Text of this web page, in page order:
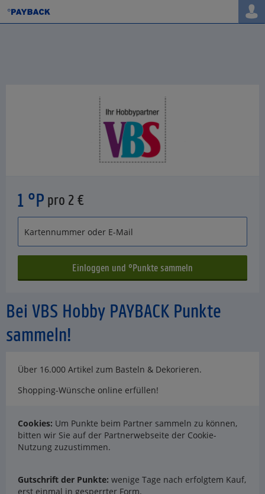
Bei VBS Hobby PAYBACK Punkte
sammeln!
Über 16.000 Artikel zum Basteln & Dekorieren.
Shopping-Wünsche online erfüllen!
Cookies: Um Punkte beim Partner sammeln zu können,
bitten wir Sie auf der Partnerwebseite der Cookie-
Nutzung zuzustimmen.
Gutschrift der Punkte: wenige Tage nach erfolgtem Kauf,
erst einmal in gesperrter Form.
1 °P pro 2 €